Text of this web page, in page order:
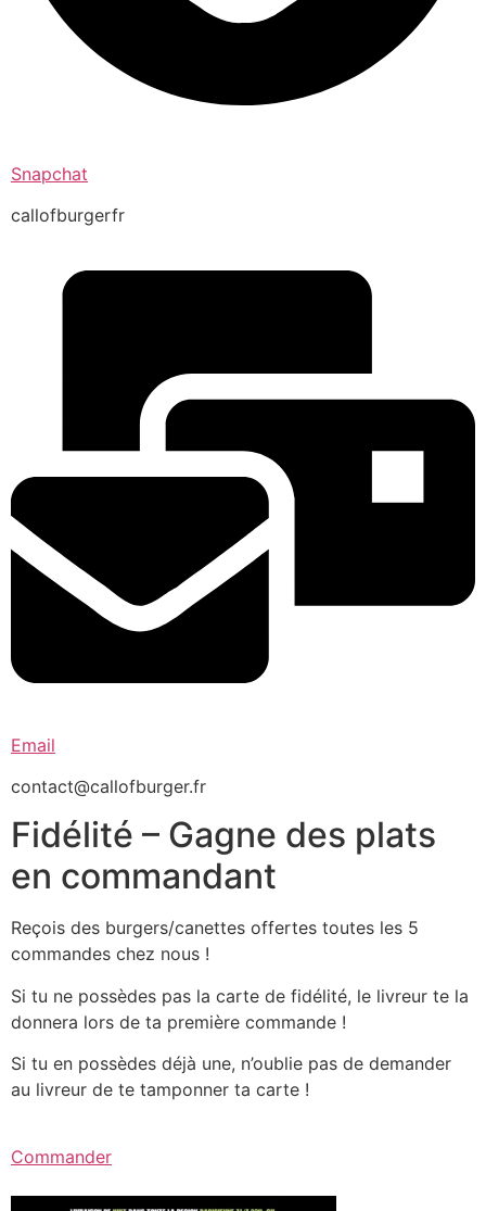
Snapchat
callofburgerfr
Email
contact@callofburger.fr
Fidélité – Gagne des plats
en commandant
Reçois des burgers/canettes offertes toutes les 5
commandes chez nous !
Si tu ne possèdes pas la carte de fidélité, le livreur te la
donnera lors de ta première commande !
Si tu en possèdes déjà une, n’oublie pas de demander
au livreur de te tamponner ta carte !
Commander